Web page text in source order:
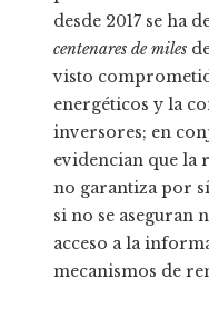
desde 2017 se ha
centenares de miles
visto
energéticos y la
inversores; en
evidencian que la
no garantiza por
si no se aseguran
acceso a la
mecanismos de